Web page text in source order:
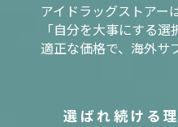
アイドラッグストアー
「自分を大事にする
適正な価格で、海外サ
選ばれ続ける